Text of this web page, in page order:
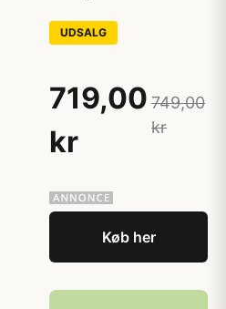
UDSALG
719,00
kr
749,00
kr
Køb her